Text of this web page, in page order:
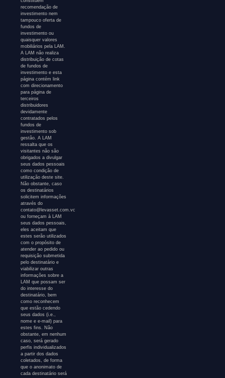
recomendação de
investimento nem
tampouco oferta de
fundos de
investimento ou
quaisquer valores
mobiliários pela LAM.
A LAM não realiza
distribuição de cotas
de fundos de
investimento e esta
página contém link
com direcionamento
para página de
terceiros
distribuidores
devidamente
contratados pelos
fundos de
investimento sob
gestão. A LAM
ressalta que os
visitantes não são
obrigados a divulgar
seus dados pessoais
como condição de
utilização deste site.
Não obstante, caso
os destinatários
solicitem informações
através do
contato@levasset.com.vc
ou forneçam à LAM
seus dados pessoais,
eles aceitam que
estes serão utilizados
com o propósito de
atender ao pedido ou
requisição submetida
pelo destinatário e
viabilizar outras
informações sobre a
LAM que possam ser
do interesse do
destinatário, bem
como reconhecem
que estão cedendo
seus dados (i.e.,
nome e e-mail) para
estes fins. Não
obstante, em nenhum
caso, será gerado
perfis individualizados
a partir dos dados
coletados, de forma
que o anonimato de
cada destinatário será